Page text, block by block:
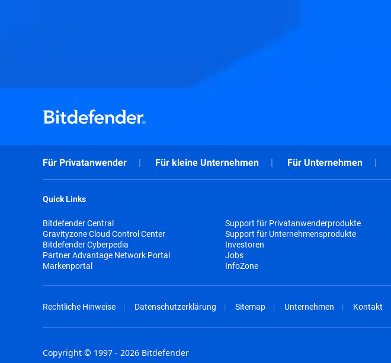
Für Privatanwender Für kleine Unternehmen Für Unternehmen
Quick Links
Bitdefender Central
Gravityzone Cloud Control Center
Bitdefender Cyberpedia
Partner Advantage Network Portal
Markenportal
Support für Privatanwenderprodukte
Support für Unternehmensprodukte
Investoren
Jobs
InfoZone
Rechtliche Hinweise Datenschutzerklärung Sitemap Unternehmen Kontakt
Copyright © 1997 - 2026 Bitdefender